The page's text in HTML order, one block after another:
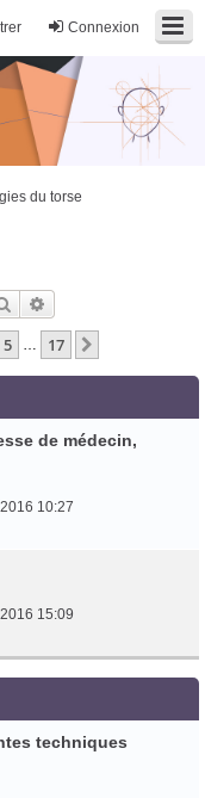
Connexion
FtM/FtX/Ft*
du torse
Rechercher
5 … 17
de médecin,
10:27
15:09
techniques